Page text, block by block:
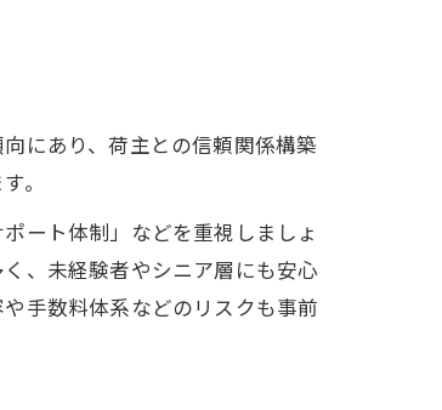
にあり、荷主との信頼関係構築
。
ート体制」などを重視しましょ
、未経験者やシニア層にも安心
手数料体系などのリスクも事前